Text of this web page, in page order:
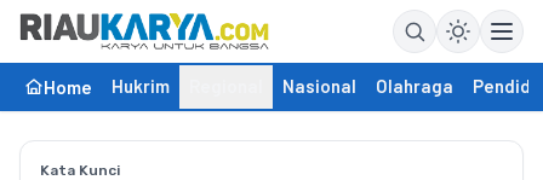
Home Hukrim Nasional Olahraga
Kata Kunci